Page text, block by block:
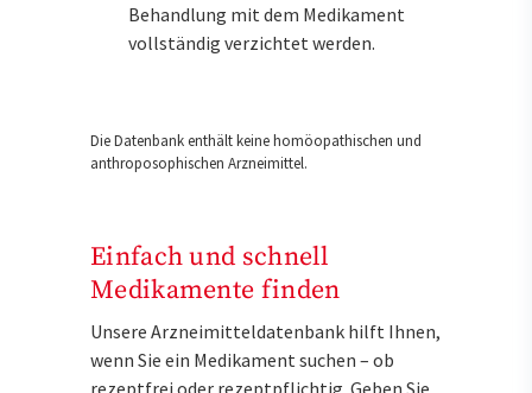
Behandlung mit dem Medikament
vollständig verzichtet werden.
Die Datenbank enthält keine homöopathischen und
anthroposophischen Arzneimittel.
Einfach und schnell
Medikamente finden
Unsere Arzneimitteldatenbank hilft Ihnen,
wenn Sie ein Medikament suchen – ob
rezeptfrei oder rezeptpflichtig. Geben Sie